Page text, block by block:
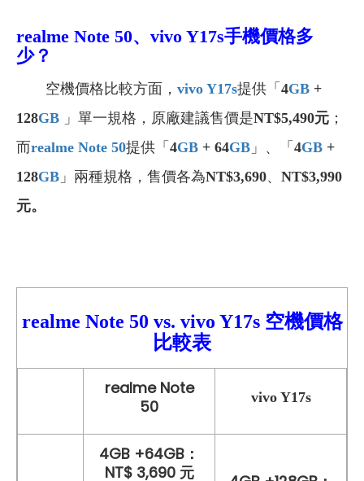
realme Note 50、vivo Y17s手機價格多
少？
空機價格比較方面， vivo Y17s提供「 4GB +
128GB 」單一規格，原廠建議售價是NT$5,490元 ；
而realme Note 50提供「 4GB + 64GB 」、「 4GB +
128GB 」兩種規格，售價各為NT$3,690、 NT$3,990
元。
realme Note 50 vs. vivo Y17s 空機價格
比較表
realme Note
50
vivo Y17s
4GB +64GB：
NT$ 3,690 元